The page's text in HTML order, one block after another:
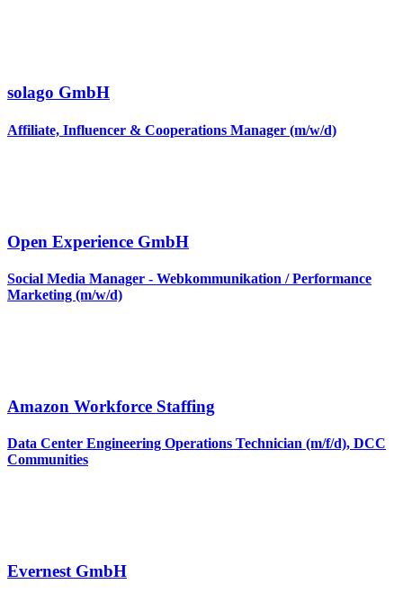
solago GmbH
Affiliate, Influencer & Cooperations Manager (m/w/d)
Open Experience GmbH
Social Media Manager - Webkommunikation / Performance
Marketing (m/w/d)
Amazon Workforce Staffing
Data Center Engineering Operations Technician (m/f/d), DCC
Communities
Evernest GmbH